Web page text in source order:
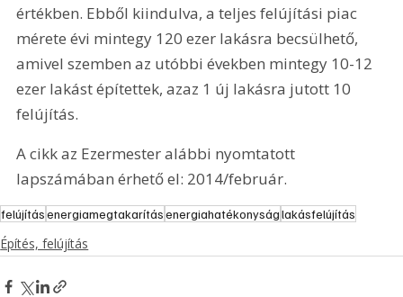
értékben. Ebből kiindulva, a teljes felújítási piac
mérete évi mintegy 120 ezer lakásra becsülhető,
amivel szemben az utóbbi években mintegy 10-12
ezer lakást építettek, azaz 1 új lakásra jutott 10
felújítás.
A cikk az Ezermester alábbi nyomtatott
lapszámában érhető el: 2014/február.
felújításenergiamegtakarításenergiahatékonyságlakásfelújítás
Építés, felújítás